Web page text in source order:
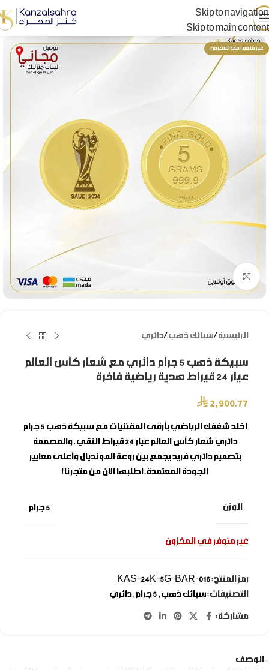
Skip to navigation
Skip to main content
غير متوفر فى المخزون
الرئيسية /سبائك ذهب /دائري
سبيكة ذهب 5 جرام دائري مع شعار كأس العالم
عيار 24 قيراط هدية رياضية فاخرة
⃁ 2,900.77
اخلد شغفك الرياضي بأرقى المقتنيات مع
سبيكة ذهب 5 جرام
دائري شعار كأس العالم
عيار 24 قيراط النقي، والمصممة
بتصميم دائري فريد يجمع بين روعة المونديال وأعلى معايير
الجودة المعتمدة. اطلبها الآن من متجرنا!
الوزن 5 جرام
غير متوفر في المخزون
رمز المنتج:KAS-24K-5G-BAR-016
التصنيفات:سبائك ذهب , 5 جرام , دائري
مشاركة:
الوصف